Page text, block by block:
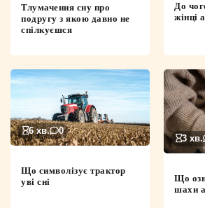
Тлумачення сну про
подругу з якою давно не
спілкуєшся
До
жінці
6 хв. 0
Що символізує трактор
уві сні
3 хв.
Що
шахи